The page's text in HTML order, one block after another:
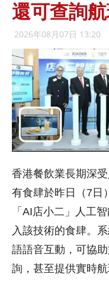
還可查詢
2026年08月07日 13:20
香港餐飲業長期深
有食肆於昨日（7日
「AI店小二」人工
入該技術的食肆。
語語音互動，可協
詢，甚至提供實時